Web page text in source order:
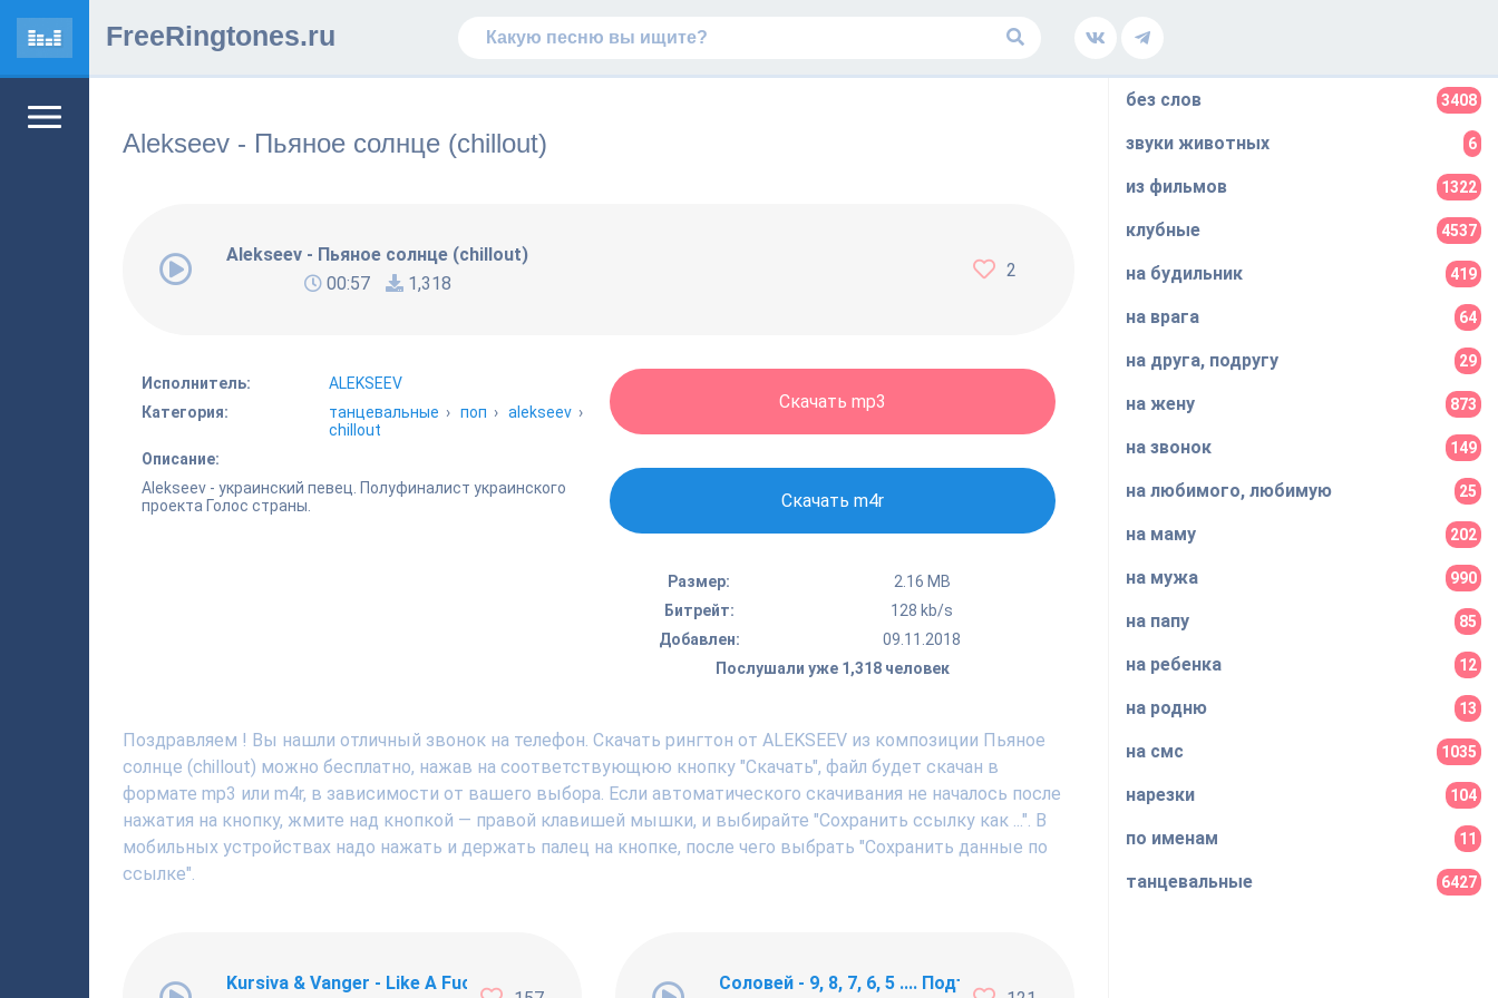
FreeRingtones.ru
Alekseev - Пьяное солнце (chillout)
Alekseev - Пьяное солнце (chillout)
00:57
1,318
2
Исполнитель:
ALEKSEEV
Категория:
танцевальные › поп › alekseev ›
chillout
Описание:
Alekseev - украинский певец. Полуфиналист украинского
проекта Голос страны.
Скачать mp3
Скачать m4r
Размер:
2.16 MB
Битрейт:
128 kb/s
Добавлен:
09.11.2018
Послушали уже 1,318 человек
Поздравляем ! Вы нашли отличный звонок на телефон. Скачать рингтон от ALEKSEEV из композиции Пьяное
солнце (chillout) можно бесплатно, нажав на соответствующюю кнопку "Скачать", файл будет скачан в
формате mp3 или m4r, в зависимости от вашего выбора. Если автоматического скачивания не началось после
нажатия на кнопку, жмите над кнопкой — правой клавишей мышки, и выбирайте "Сохранить ссылку как ...". В
мобильных устройствах надо нажать и держать палец на кнопке, после чего выбрать "Сохранить данные по
ссылке".
Kursiva & Vanger - Like A Fucking Newbie Соловей - 9, 8, 7, 6, 5 .... Подъём !!!
без слов 3408
звуки животных 6
из фильмов 1322
клубные 4537
на будильник 419
на врага 64
на друга, подругу 29
на жену 873
на звонок 149
на любимого, любимую 25
на маму 202
на мужа 990
на папу 85
на ребенка 12
на родню 13
на смс 1035
нарезки 104
по именам 11
танцевальные 6427